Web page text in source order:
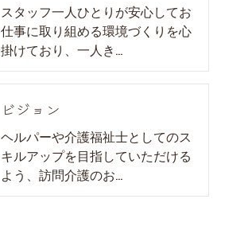
スタッフ一人ひとりが安心してお
仕事に取り組める環境づくりを心
掛けており、一人き…
ビジョン
ヘルパーや介護福祉士としてのス
キルアップを目指していただける
よう、訪問介護のお…